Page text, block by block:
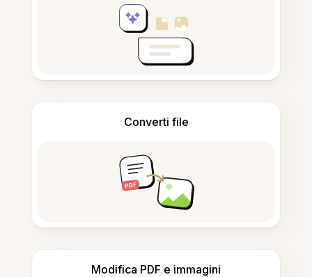
Converti file
Modifica PDF e immagini